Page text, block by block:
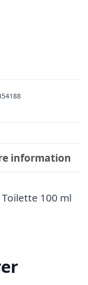
595,00.
information
Toilette 100 ml